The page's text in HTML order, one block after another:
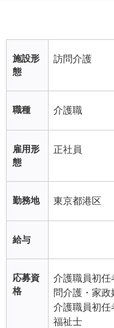
施設形
態
訪問介護
職種 介護職
雇用形
態
正社員
勤務地 東京都港区
給与
応募資
格
介護職員初
問介護・家
介護職員初任
福祉士